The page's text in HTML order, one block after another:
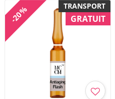
TRANSPORT
GRATUIT
-20%